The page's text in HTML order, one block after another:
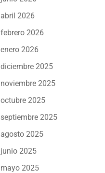
abril 2026
febrero 2026
enero 2026
diciembre 2025
noviembre 2025
octubre 2025
septiembre 2025
agosto 2025
junio 2025
mayo 2025